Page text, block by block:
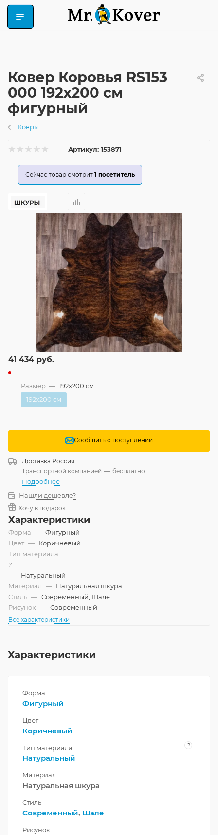
Ковер Коровья RS153
000 192x200 см
фигурный
Ковры
Артикул: 153871
Сейчас товар смотрит 1 посетитель
41 434 руб.
Размер — 192x200 см
192x200 см
Сообщить о поступлении
Доставка Россия
Транспортной компанией — бесплатно
Подробнее
Нашли дешевле?
Хочу в подарок
Характеристики
Форма — Фигурный
Цвет — Коричневый
Тип материала
?
— Натуральный
Материал — Натуральная шкура
Стиль — Современный, Шале
Рисунок — Современный
Все характеристики
Характеристики
Форма
Фигурный
Цвет
Коричневый
Тип материала ?
Натуральный
Материал
Натуральная шкура
Стиль
Современный, Шале
Рисунок